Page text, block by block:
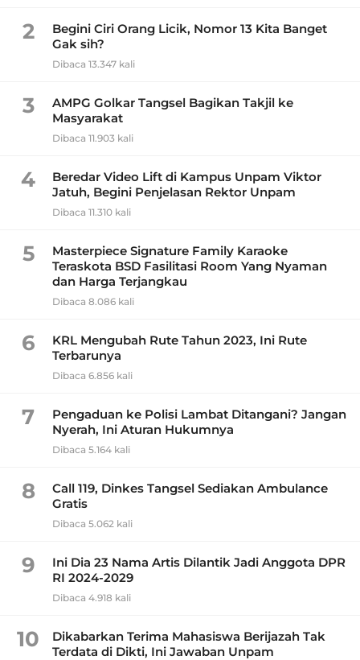
2
Begini Ciri Orang Licik, Nomor 13 Kita Banget
Gak sih?
Dibaca 13.347 kali
3
AMPG Golkar Tangsel Bagikan Takjil ke
Masyarakat
Dibaca 11.903 kali
4
Beredar Video Lift di Kampus Unpam Viktor
Jatuh, Begini Penjelasan Rektor Unpam
Dibaca 11.310 kali
5
Masterpiece Signature Family Karaoke
Teraskota BSD Fasilitasi Room Yang Nyaman
dan Harga Terjangkau
Dibaca 8.086 kali
6
KRL Mengubah Rute Tahun 2023, Ini Rute
Terbarunya
Dibaca 6.856 kali
7
Pengaduan ke Polisi Lambat Ditangani? Jangan
Nyerah, Ini Aturan Hukumnya
Dibaca 5.164 kali
8
Call 119, Dinkes Tangsel Sediakan Ambulance
Gratis
Dibaca 5.062 kali
9
Ini Dia 23 Nama Artis Dilantik Jadi Anggota DPR
RI 2024-2029
Dibaca 4.918 kali
10
Dikabarkan Terima Mahasiswa Berijazah Tak
Terdata di Dikti, Ini Jawaban Unpam